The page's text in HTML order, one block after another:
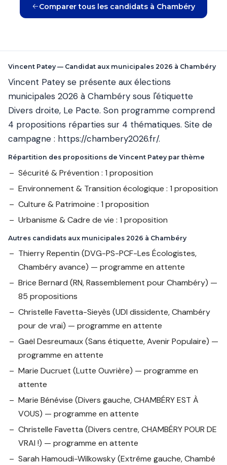
Comparer tous les candidats à Chambéry
Vincent Patey — Candidat aux municipales 2026 à Chambéry
Vincent Patey se présente aux élections
municipales 2026 à Chambéry sous l'étiquette
Divers droite, Le Pacte. Son programme comprend
4 propositions réparties sur 4 thématiques. Site de
campagne : https://chambery2026.fr/.
Répartition des propositions de Vincent Patey par thème
Sécurité & Prévention : 1 proposition
Environnement & Transition écologique : 1 proposition
Culture & Patrimoine : 1 proposition
Urbanisme & Cadre de vie : 1 proposition
Autres candidats aux municipales 2026 à Chambéry
Thierry Repentin (DVG-PS-PCF-Les Écologistes,
Chambéry avance) — programme en attente
Brice Bernard (RN, Rassemblement pour Chambéry) —
85 propositions
Christelle Favetta-Sieyès (UDI dissidente, Chambéry
pour de vrai) — programme en attente
Gaël Desreumaux(Sans étiquette, Avenir Populaire) —
programme en attente
Marie Ducruet (Lutte Ouvrière) — programme en
attente
Marie Bénévise (Divers gauche, CHAMBÉRY EST À
VOUS) — programme en attente
Christelle Favetta (Divers centre, CHAMBÉRY POUR DE
VRAI !) — programme en attente
Sarah Hamoudi-Wilkowsky(Extrême gauche, Chambé